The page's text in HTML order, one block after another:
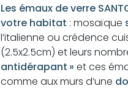
Les émaux de verre
votre habitat : mosaïque
l’italienne ou crédence
(2.5x2.5cm) et leurs
antidérapant » et ces
comme aux murs d’une